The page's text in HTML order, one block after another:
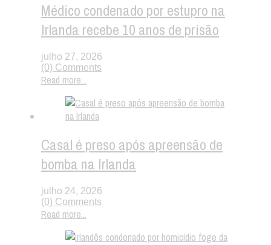
Médico condenado por estupro na
Irlanda recebe 10 anos de prisão
julho 27, 2026
(0) Comments
Read more...
Casal é preso após apreensão de
bomba na Irlanda
julho 24, 2026
(0) Comments
Read more...